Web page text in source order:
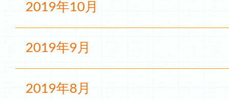
2019年10月
2019年9月
2019年8月